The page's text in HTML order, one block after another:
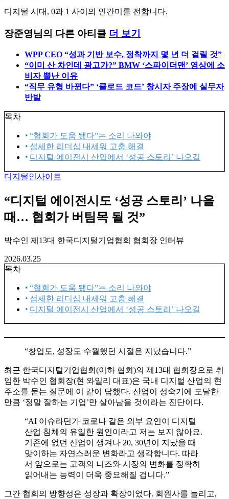
디지털 시대, 0과 1 사이의 인간미를 전합니다.
장준영님의 다른 아티클 더 보기
WPP CEO “성과 기반 보수, 정착까지 몇 년 더 걸릴 것”
“이미 산 차인데 광고가?” BMW ‘스파이더맨’ 영상에 소
비자 뿔난 이유
“직무 유형 바뀐다” ‘클로드 코드’ 창시자 주장에 실무자
반발
목차
“협회가 도움 됐다”는 소리 나와야
섬세한 리더십 내세워 고충 해결
디지털 에이전시 산업에서 ‘성공 스토리’ 나오길
디지털인사이트
“디지털 에이전시도 ‘성공 스토리’ 나올
때… 협회가 버팀목 될 것”
박수인 제13대 한국디지털기업협회 협회장 인터뷰
2026.03.25
목차
“협회가 도움 됐다”는 소리 나와야
섬세한 리더십 내세워 고충 해결
디지털 에이전시 산업에서 ‘성공 스토리’ 나오길
“창업도, 성장도 수월했던 시절은 지났습니다.”
최근 한국디지털기업협회(이하 협회)의 제13대 협회장으로 취
임한 박수인 협회장(현 와일리 대표)은 국내 디지털 산업의 현
주소를 묻는 질문에 이 같이 답했다. 산업이 성숙기에 도달한
만큼 ‘정말 잘하는 기업’만 살아남을 것이라는 진단이다.
“AI 이슈라던가 코로나 같은 외부 요인이 디지털
산업 침체의 유일한 원인이라고 저는 보지 않아요.
기존에 없던 산업이 생겨나 20, 30년이 지났을 때
맞이하는 자연스러운 변화라고 생각합니다. 따라
서 앞으로는 고객의 니즈와 시장의 변화를 정확히
읽어내는 능력이 더욱 중요해질 겁니다.”
그간 협회의 방향성은 성장과 확장이었다. 회원사를 늘리고,